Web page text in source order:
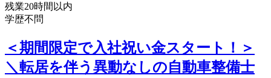
残業20時間以内
学歴不問
＜期間限定で入社祝い金スタート！＞
＼転居を伴う異動なしの自動車整備士